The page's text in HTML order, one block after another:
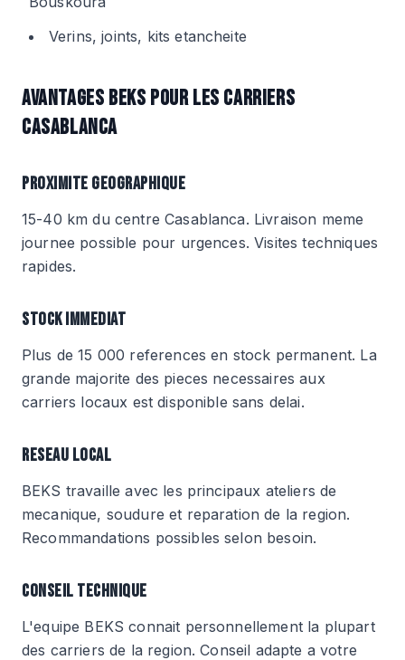
Verins, joints, kits etancheite
AVANTAGES BEKS POUR LES CARRIERS
CASABLANCA
PROXIMITE GEOGRAPHIQUE
15-40 km du centre Casablanca. Livraison meme
journee possible pour urgences. Visites techniques
rapides.
STOCK IMMEDIAT
Plus de 15 000 references en stock permanent. La
grande majorite des pieces necessaires aux
carriers locaux est disponible sans delai.
RESEAU LOCAL
BEKS travaille avec les principaux ateliers de
mecanique, soudure et reparation de la region.
Recommandations possibles selon besoin.
CONSEIL TECHNIQUE
L'equipe BEKS connait personnellement la plupart
des carriers de la region. Conseil adapte a votre